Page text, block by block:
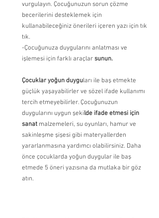
vurgulayın. Çocuğunuzun sorun çözme
becerilerini desteklemek için
kullanabileceğiniz önerileri içeren yazı için tık
tık.
-Çocuğunuza duygularını anlatması ve
işlemesi için farklı araçlar sunun.
Çocuklar yoğun duyguları ile baş etmekte
güçlük yaşayabilirler ve sözel ifade kullanımı
tercih etmeyebilirler. Çocuğunuzun
duygularını uygun şekilde ifade etmesi için
sanat malzemeleri, su oyunları, hamur ve
sakinleşme şişesi gibi materyallerden
yararlanmasına yardımcı olabilirsiniz. Daha
önce çocuklarda yoğun duygular ile baş
etmede 5 öneri yazısına da mutlaka bir göz
atın.